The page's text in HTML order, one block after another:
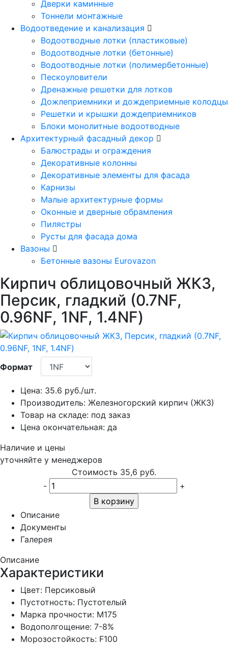
Дверки каминные
Тоннели монтажные
Водоотведение и канализация
Водоотводные лотки (пластиковые)
Водоотводные лотки (бетонные)
Водоотводные лотки (полимербетонные)
Пескоуловители
Дренажные решетки для лотков
Дожлеприемники и дождеприемные колодцы
Решетки и крышки дождеприемников
Блоки монолитные водоотводные
Архитектурный фасадный декор
Балюстрады и ограждения
Декоративные колонны
Декоративные элементы для фасада
Карнизы
Малые архитектурные формы
Оконные и дверные обрамления
Пилястры
Русты для фасада дома
Вазоны
Бетонные вазоны Eurovazon
Кирпич облицовочный ЖКЗ,
Персик, гладкий (0.7NF,
0.96NF, 1NF, 1.4NF)
Формат
Цена: 35.6 руб./шт.
Производитель: Железногорский кирпич (ЖКЗ)
Товар на складе: под заказ
Цена окончательная: да
Наличие и цены
уточняйте у менеджеров
Стоимость 35,6 руб.
-
+
В корзину
Описание
Документы
Галерея
Описание
Характеристики
Цвет: Персиковый
Пустотность: Пустотелый
Марка прочности: М175
Водополгощение: 7-8%
Морозостойкость: F100